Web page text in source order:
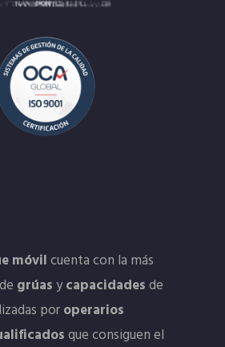
móvil cuenta con la más
de grúas ycapacidades de
por operarios
que consiguen el